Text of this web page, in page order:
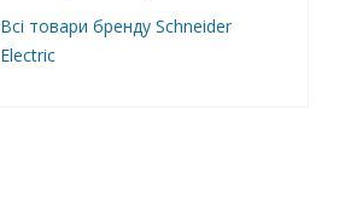
Всі товари бренду Schneider
Electric